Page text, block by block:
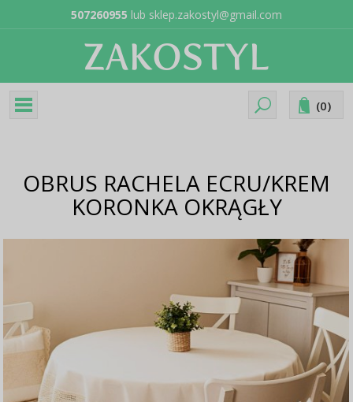
507260955 lub sklep.zakostyl@gmail.com
(0)
OBRUS RACHELA ECRU/KREM
KORONKA OKRĄGŁY